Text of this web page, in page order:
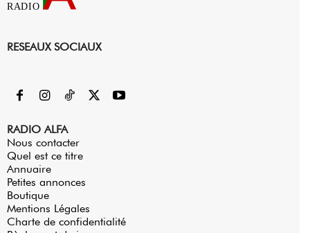
RADIO
RESEAUX SOCIAUX
RADIO ALFA
Nous contacter
Quel est ce titre
Annuaire
Petites annonces
Boutique
Mentions Légales
Charte de confidentialité